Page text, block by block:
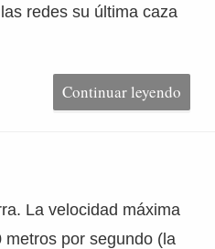
redes su última caza
Continuar leyendo
La velocidad máxima
por segundo (la